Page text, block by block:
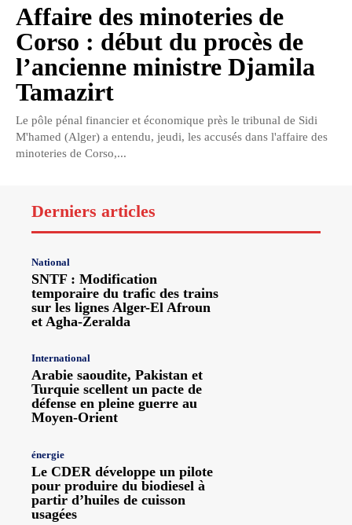
Affaire des minoteries de
Corso : début du procès de
l’ancienne ministre Djamila
Tamazirt
Le pôle pénal financier et économique près le tribunal de Sidi
M'hamed (Alger) a entendu, jeudi, les accusés dans l'affaire des
minoteries de Corso,...
Derniers articles
National
SNTF : Modification
temporaire du trafic des trains
sur les lignes Alger-El Afroun
et Agha-Zeralda
International
Arabie saoudite, Pakistan et
Turquie scellent un pacte de
défense en pleine guerre au
Moyen-Orient
énergie
Le CDER développe un pilote
pour produire du biodiesel à
partir d’huiles de cuisson
usagées